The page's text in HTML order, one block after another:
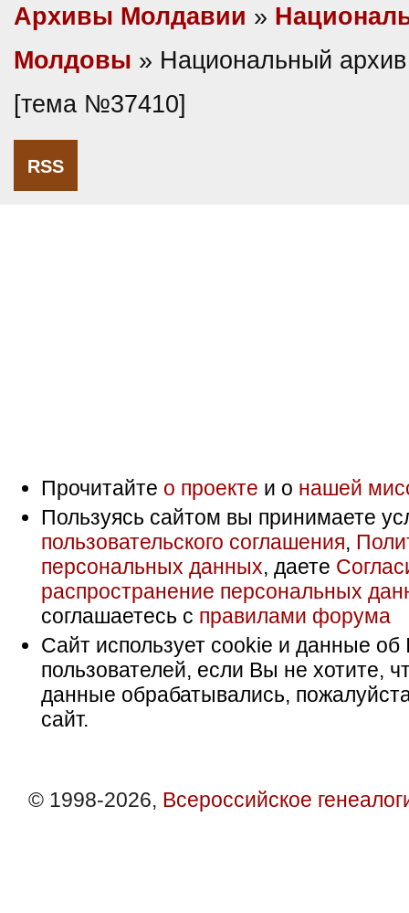
Архивы Молдавии »
Молдовы » Национальный
[тема №37410]
RSS
Прочитайте о проекте и о нашей
Пользуясь сайтом вы принимаете
пользовательского соглашения,
персональных данных, даете
распространение персональных
соглашаетесь с правилами форума
Сайт использует cookie и данные об
пользователей, если Вы не хотите,
данные обрабатывались,
сайт.
© 1998-2026, Всероссийское